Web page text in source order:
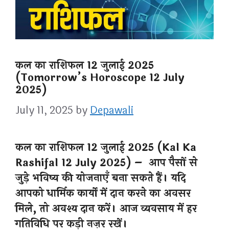
कल का राशिफल 12 जुलाई 2025
(Tomorrow’s Horoscope 12 July
2025)
July 11, 2025 byDepawali
कल का राशिफल 12 जुलाई 2025 (Kal Ka
Rashifal 12 July 2025) – आप पैसों से
जुड़े भविष्य की योजनाएँ बना सकते हैं। यदि
आपको धार्मिक कार्यों में दान करने का अवसर
मिले, तो अवश्य दान करें। आज व्यवसाय में हर
गतिविधि पर कड़ी नज़र रखें।